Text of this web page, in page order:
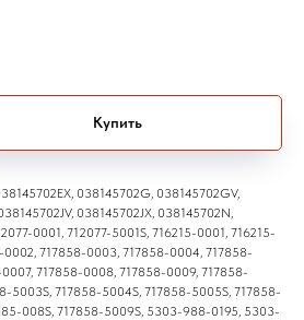
Купить
038145702G, 038145702GV,
038145702JX, 038145702N,
0001, 712077-5001S, 716215-0001, 716215-
0002, 717858-0003, 717858-0004, 717858-
717858-0008, 717858-0009, 717858-
5003S, 717858-5004S, 717858-5005S, 717858-
008S, 717858-5009S, 5303-988-0195, 5303-